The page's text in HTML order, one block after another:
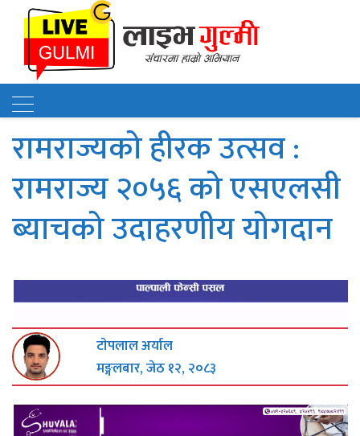
रामराज्यको हीरक उत्सव :
रामराज्य २०५६ को एसएलसी
ब्याचको उदाहरणीय योगदान
टाेपलाल अर्याल
मङ्गलबार, जेठ १२, २०८३